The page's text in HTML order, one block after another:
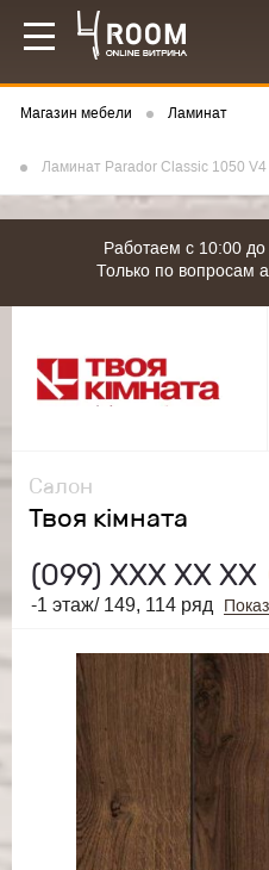
Магазин мебели Ламинат
Ламинат Parador Classic 1050
Работаем с 10:00
Только по вопросам
Салон
Твоя кімната
(099) ХХХ ХХ ХХ
-1 этаж/ 149, 114 ряд